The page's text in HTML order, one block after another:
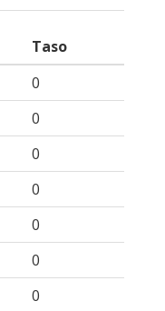
Taso
0
0
0
0
0
0
0